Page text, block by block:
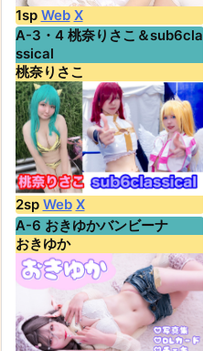
1sp Web X
A-3・4 桃奈りさこ＆sub6cla
ssical
桃奈りさこ
2sp Web X
A-6 おきゆかバンビーナ
おきゆか